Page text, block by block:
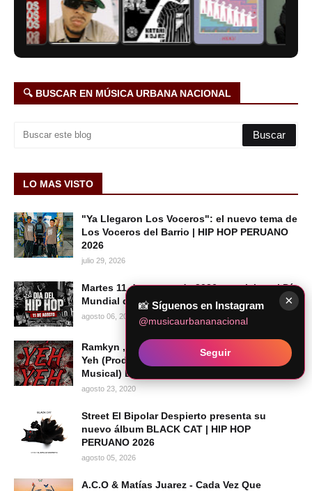
🔍 BUSCAR EN MÚSICA URBANA NACIONAL
LO MAS VISTO
"Ya Llegaron Los Voceros": el nuevo tema de
Los Voceros del Barrio | HIP HOP PERUANO
2026
julio 29, 2026
Martes 11 de agosto de 2026 se celebra el Día
Mundial del Hip Hop
agosto 06, 2026
Ramkyn , Angelosanz , ElNegroDiablo - Yeh
Yeh (Prod. Deck On The Beat | Legion
Musical) Descargar Mp3
agosto 23, 2020
Street El Bipolar Despierto presenta su
nuevo álbum BLACK CAT | HIP HOP
PERUANO 2026
agosto 05, 2026
A.C.O & Matías Juarez - Cada Vez Que
×
📸 Síguenos en Instagram
@musicaurbananacional
Seguir